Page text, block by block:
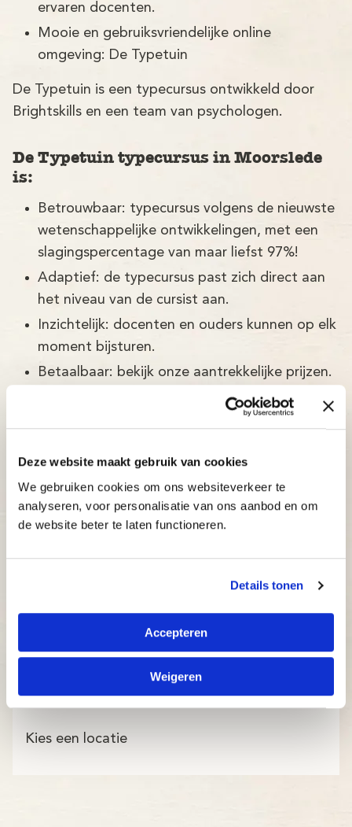
Deze website maakt gebruik van cookies
We gebruiken cookies om ons websiteverkeer te
analyseren, voor personalisatie van ons aanbod en om
de website beter te laten functioneren.
Details tonen
Accepteren
Weigeren
ervaren docenten.
Mooie en gebruiksvriendelijke online
omgeving: De Typetuin
De Typetuin is een typecursus ontwikkeld door
Brightskills en een team van psychologen.
De Typetuin typecursus in Moorslede
is:
Betrouwbaar: typecursus volgens de nieuwste
wetenschappelijke ontwikkelingen, met een
slagingspercentage van maar liefst 97%!
Adaptief: de typecursus past zich direct aan
het niveau van de cursist aan.
Inzichtelijk: docenten en ouders kunnen op elk
moment bijsturen.
Betaalbaar: bekijk onze aantrekkelijke prijzen.
Kies een locatie